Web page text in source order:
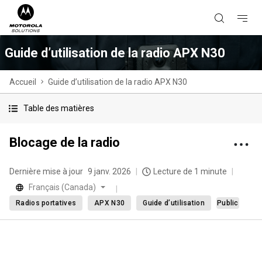
Guide d’utilisation de la radio APX N30
Accueil Guide d’utilisation de la radio APX N30
Table des matières
Blocage de la radio
Dernière mise à jour 9 janv. 2026
Lecture de 1 minute
Français (Canada)
Radios portatives APX N30 Guide d’utilisation Public